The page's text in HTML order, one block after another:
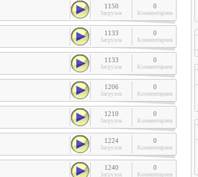
1150
Загрузок
0
Комментариев
1133
Загрузок
0
Комментариев
1133
Загрузок
0
Комментариев
1206
Загрузок
0
Комментариев
1210
Загрузок
0
Комментариев
1224
Загрузок
0
Комментариев
1240
Загрузок
0
Комментариев